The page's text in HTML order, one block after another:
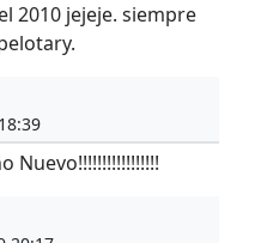
2010 jejeje. siempre
Nuevo!!!!!!!!!!!!!!!!!